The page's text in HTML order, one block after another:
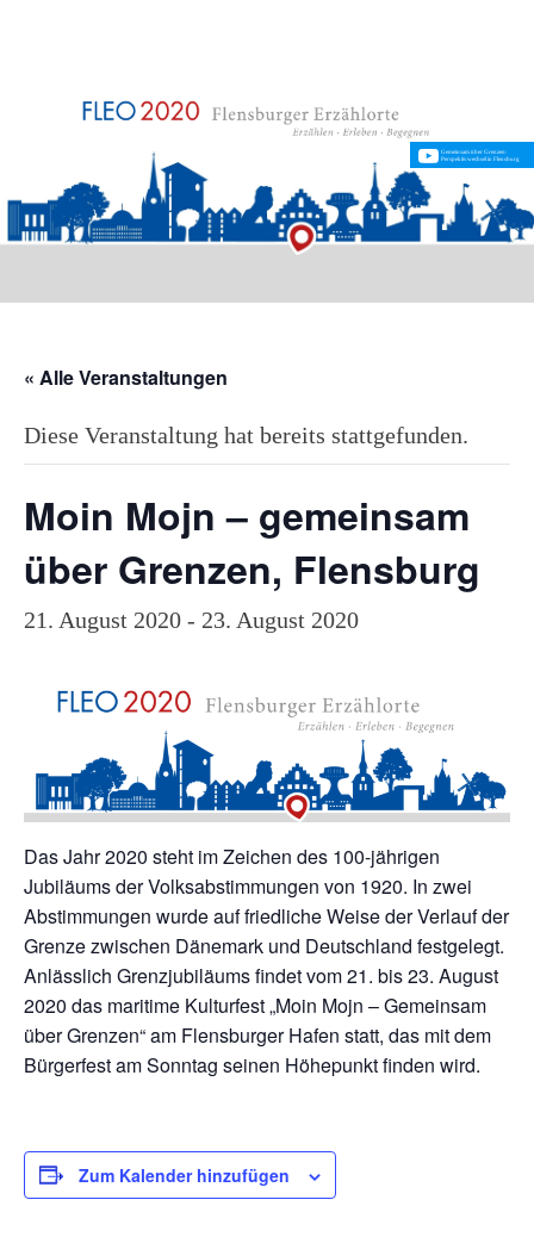
Gemeinsam über Grenzen:
Perspektivwechsel in Flensburg
« Alle Veranstaltungen
Diese Veranstaltung hat bereits stattgefunden.
Moin Mojn – gemeinsam
über Grenzen, Flensburg
21. August 2020 - 23. August 2020
Das Jahr 2020 steht im Zeichen des 100-jährigen
Jubiläums der Volksabstimmungen von 1920. In zwei
Abstimmungen wurde auf friedliche Weise der Verlauf der
Grenze zwischen Dänemark und Deutschland festgelegt.
Anlässlich Grenzjubiläums findet vom 21. bis 23. August
2020 das maritime Kulturfest „Moin Mojn – Gemeinsam
über Grenzen“ am Flensburger Hafen statt, das mit dem
Bürgerfest am Sonntag seinen Höhepunkt finden wird.
Zum Kalender hinzufügen